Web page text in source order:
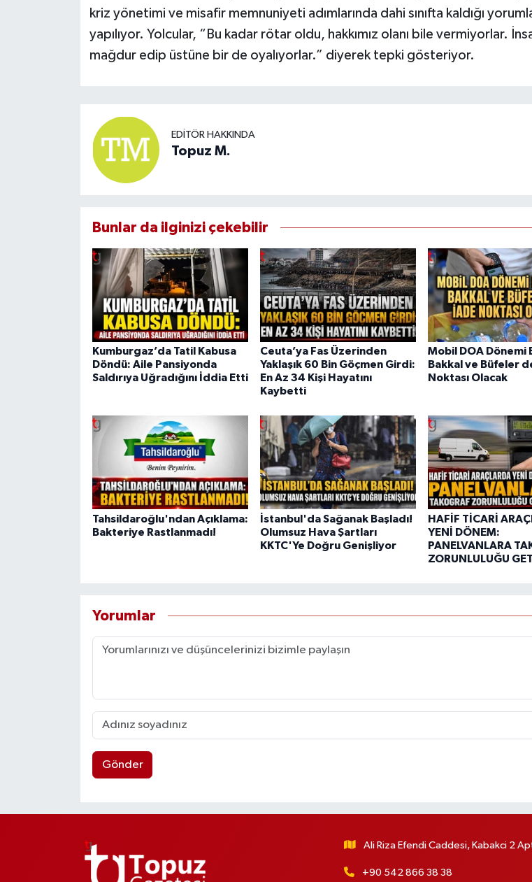
kriz yönetimi ve misafir memnuniyeti adımlarında dahi sınıfta kaldığı
yapılıyor. Yolcular, “Bu kadar rötar oldu, hakkımız olanı bile vermiyorlar.
mağdur edip üstüne bir de oyalıyorlar.” diyerek tepki gösteriyor.
EDITÖR HAKKINDA
Topuz M.
Bunlar da ilginizi çekebilir
Kumburgaz’da Tatil Kabusa
Döndü: Aile Pansiyonda
Saldırıya Uğradığını İddia Etti
Ceuta’ya Fas Üzerinden
Yaklaşık 60 Bin Göçmen Girdi:
En Az 34 Kişi Hayatını
Kaybetti
Mobil DOA Dönemi
Bakkal ve Büfeler
Noktası Olacak
Tahsildaroğlu'ndan Açıklama:
Bakteriye Rastlanmadı!
İstanbul'da Sağanak Başladı!
Olumsuz Hava Şartları
KKTC'Ye Doğru Genişliyor
HAFİF TİCARİ
YENİ DÖNEM:
PANELVANLARA
ZORUNLULUĞU
Yorumlar
Gönder
Ali Riza Efendi Caddesi, Kabakci 2
+90 542 866 38 38